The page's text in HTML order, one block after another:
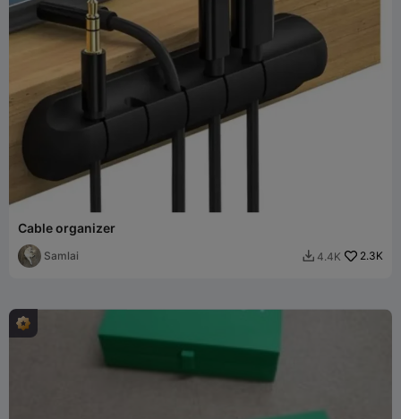
Cable organizer
Samlai  4.4K 2.3K